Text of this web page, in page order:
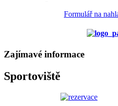
Formulář na
Zajímavé informace
Sportoviště